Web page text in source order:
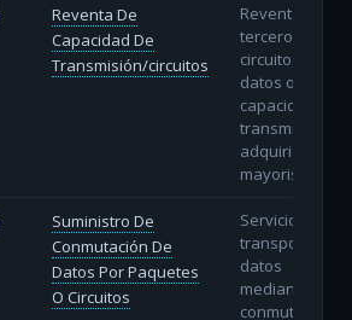
Reventa De
Capacidad De
Transmisión/circuitos
Reventa a
terceros de
circuitos de
datos o
capacidad de
transmisión
adquiridos en
mayorista.
Suministro De
Conmutación De
Datos Por Paquetes
O Circuitos
Servicios de
transporte de
datos
mediante
conmutación